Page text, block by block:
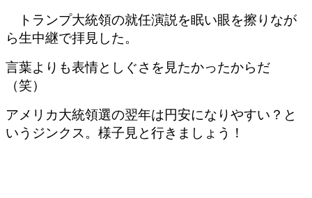
トランプ大統領の就任演説を眠い眼を擦りなが
ら生中継で拝見した。
言葉よりも表情としぐさを見たかったからだ
（笑）
アメリカ大統領選の翌年は円安になりやすい？と
いうジンクス。様子見と行きましょう！